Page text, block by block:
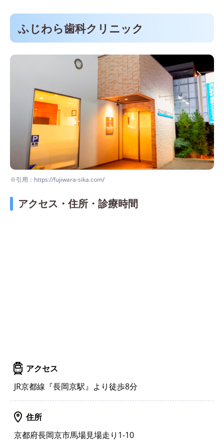
ふじわら歯科クリニック
※引用：https://fujiwara-sika.com/
アクセス・住所・診療時間
アクセス
JR京都線『長岡京駅』より徒歩8分
住所
京都府長岡京市馬場見場走り1-10